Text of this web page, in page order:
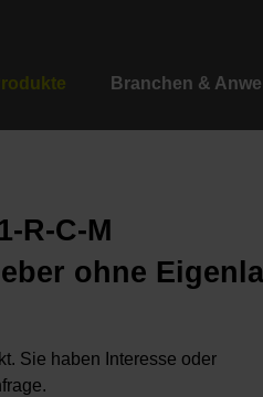
Branchen &
R-C-M
ohne
Sie haben Interesse oder